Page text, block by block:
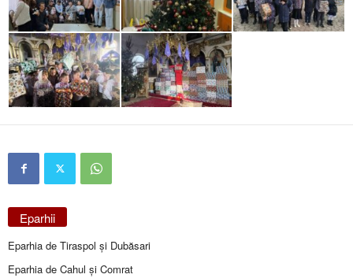
Eparhii
Eparhia de Tiraspol și Dubăsari
Eparhia de Cahul și Comrat